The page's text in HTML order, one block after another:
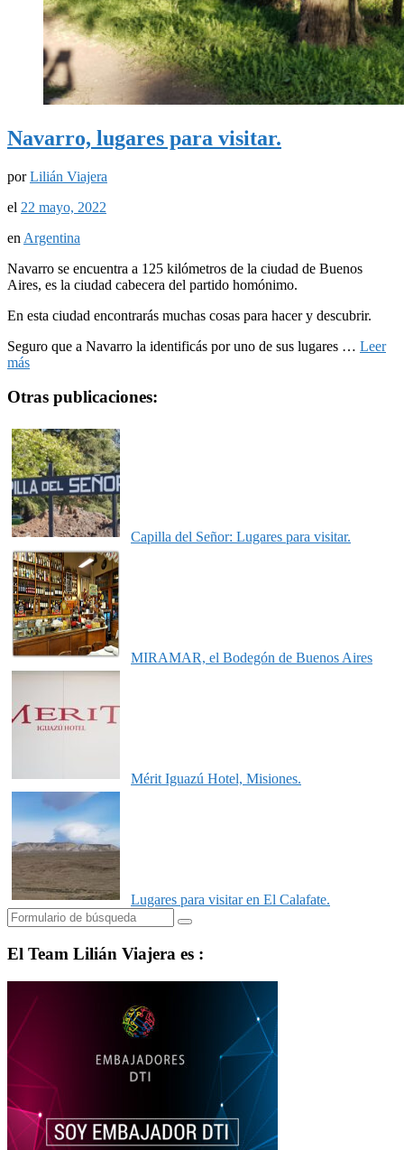
Navarro, lugares para visitar.
porLilián Viajera
el 22 mayo, 2022
en Argentina
Navarro se encuentra a 125 kilómetros de la ciudad de Buenos
Aires, es la ciudad cabecera del partido homónimo.
En esta ciudad encontrarás muchas cosas para hacer y descubrir.
Seguro que a Navarro la identificás por uno de sus lugares … Leer
más
Otras publicaciones:
Capilla del Señor: Lugares para visitar.
MIRAMAR, el Bodegón de Buenos Aires
Mérit Iguazú Hotel, Misiones.
Lugares para visitar en El Calafate.
Buscar
El Team Lilián Viajera es :